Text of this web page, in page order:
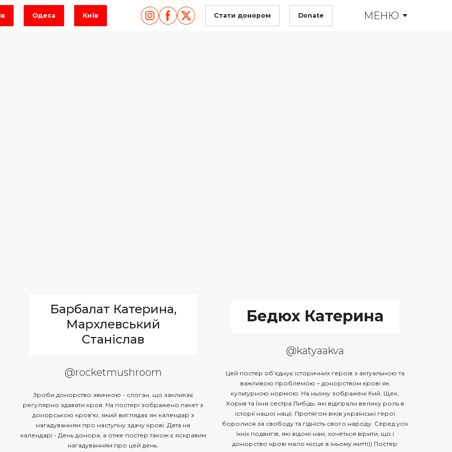
Одеса Київ Стати донором Donate МЕНЮ
Барбалат Катерина,
Мархлевський
Станіслав
@rocketmushroom
Зроби донорство звичкою - слоган, що закликає
регулярно здавати кров. На постері зображено пакет з
донорською кров'ю, який виглядає як календар з
нагадуванням про наступну здачу крові. Дата на
календарі - День донора, а отже постер також є яскравим
нагадуванням про цей день.
Бедюх Катерина
@katyaakva
Цей постер об'єднує історичних героїв з актуальною та
важливою проблемою – донорством крові як
культурною нормою. На ньому зображені Кий, Щек,
Хорив та Їхня сестра Либідь, які відіграли велику роль в
історії нашої нації. Протягом віків українські герої
боролися за свободу та гідність свого народу. Серед усіх
їхніх подвигів, які відомі нам, хочеться вірити, що і
донорство крові мало місце в їньому житті)) Постер